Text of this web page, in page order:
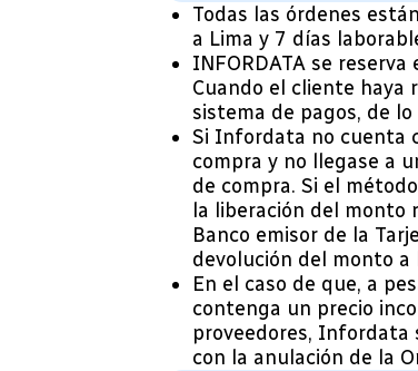
Todas las órdenes
a Lima y 7 días
INFORDATA se
Cuando el cliente haya
sistema de pagos, de
Si Infordata no cuenta
compra y no llegase a
de compra. Si el
la liberación del monto
Banco emisor de la
devolución del monto
En el caso de que, a
contenga un precio
proveedores, Infordata
con la anulación de la